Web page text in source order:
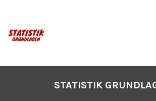
springen
STATISTIK